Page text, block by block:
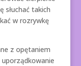
słuchać takich
w rozrywkę
z opętaniem